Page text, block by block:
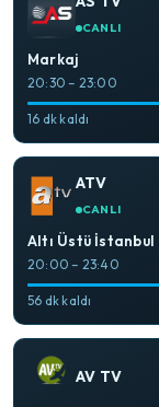
CANLI
Markaj
20:30 – 23:00
16 dk kaldı
ATV
CANLI
Altı Üstü İstanbul
20:00 – 23:40
56 dk kaldı
AV TV